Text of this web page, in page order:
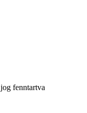
fenntartva